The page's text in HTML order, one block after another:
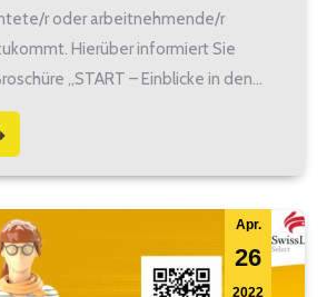
r oder arbeitnehmende/r
Hierüber informiert Sie
„START – Einblicke in den…
Apr.
26
2022